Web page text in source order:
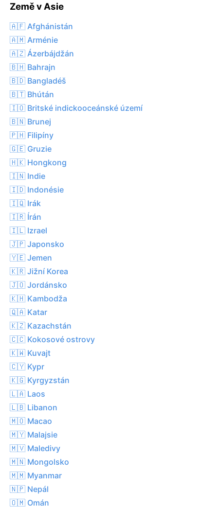
Země v Asie
🇦🇫 Afghánistán
🇦🇲 Arménie
🇦🇿 Ázerbájdžán
🇧🇭 Bahrajn
🇧🇩 Bangladéš
🇧🇹 Bhútán
🇮🇴 Britské indickooceánské území
🇧🇳 Brunej
🇵🇭 Filipíny
🇬🇪 Gruzie
🇭🇰 Hongkong
🇮🇳 Indie
🇮🇩 Indonésie
🇮🇶 Irák
🇮🇷 Írán
🇮🇱 Izrael
🇯🇵 Japonsko
🇾🇪 Jemen
🇰🇷 Jižní Korea
🇯🇴 Jordánsko
🇰🇭 Kambodža
🇶🇦 Katar
🇰🇿 Kazachstán
🇨🇨 Kokosové ostrovy
🇰🇼 Kuvajt
🇨🇾 Kypr
🇰🇬 Kyrgyzstán
🇱🇦 Laos
🇱🇧 Libanon
🇲🇴 Macao
🇲🇾 Malajsie
🇲🇻 Maledivy
🇲🇳 Mongolsko
🇲🇲 Myanmar
🇳🇵 Nepál
🇴🇲 Omán